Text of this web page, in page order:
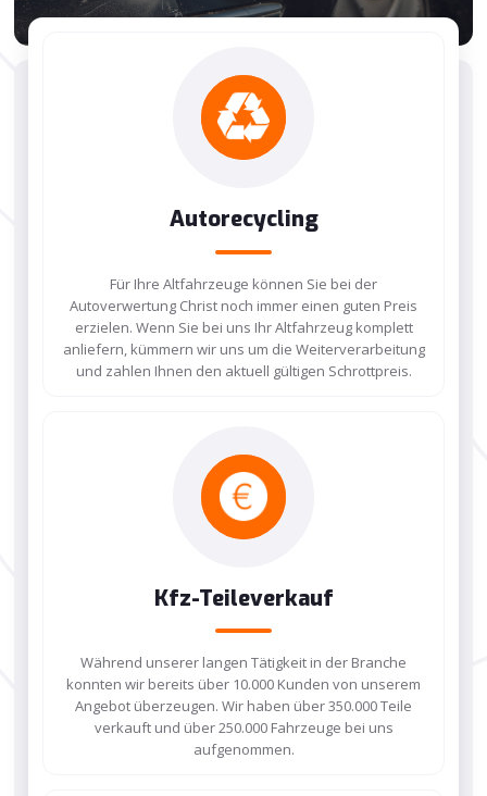
Autorecycling
Für Ihre Altfahrzeuge können Sie bei der
Autoverwertung Christ noch immer einen guten Preis
erzielen. Wenn Sie bei uns Ihr Altfahrzeug komplett
anliefern, kümmern wir uns um die Weiterverarbeitung
und zahlen Ihnen den aktuell gültigen Schrottpreis.
Kfz-Teileverkauf
Während unserer langen Tätigkeit in der Branche
konnten wir bereits über 10.000 Kunden von unserem
Angebot überzeugen. Wir haben über 350.000 Teile
verkauft und über 250.000 Fahrzeuge bei uns
aufgenommen.